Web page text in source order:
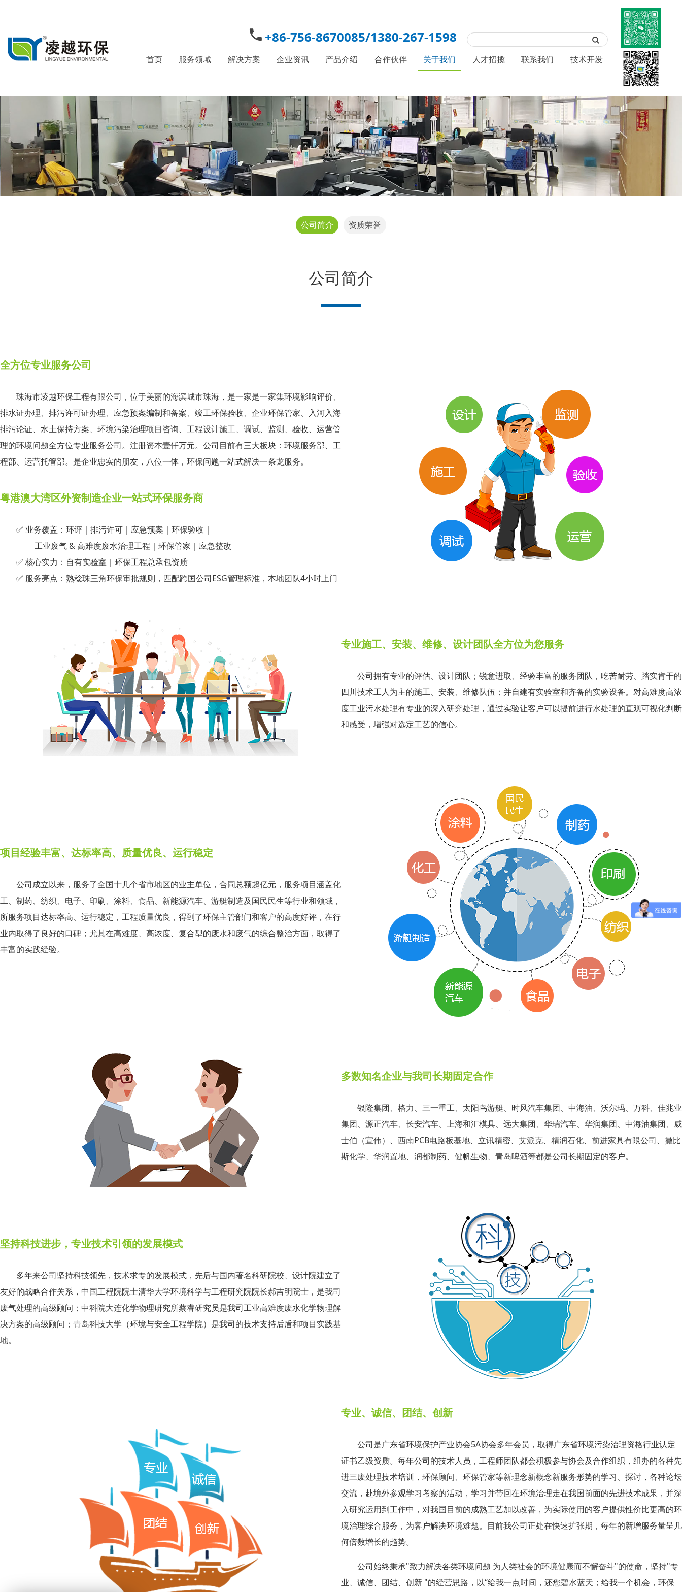
+86-756-8670085/1380-267-1598
首页 服务领域 解决方案 企业资讯 产品介绍 合作伙伴 关于我们 人才招揽 联系我们 技术开发
公司简介 资质荣誉
公司简介
全方位专业服务公司
珠海市凌越环保工程有限公司，位于美丽的海滨城市珠海，是一家是一家集环境影响评价、
排水证办理、排污许可证办理、应急预案编制和备案、竣工环保验收、企业环保管家、入河入海
排污论证、水土保持方案、环境污染治理项目咨询、工程设计施工、调试、监测、验收、运营管
理的环境问题全方位专业服务公司。注册资本壹仟万元。公司目前有三大板块：环境服务部、工
程部、运营托管部。是企业忠实的朋友，八位一体，环保问题一站式解决一条龙服务。
粤港澳大湾区外资制造企业一站式环保服务商
✅ 业务覆盖：环评｜排污许可｜应急预案｜环保验收｜
工业废气 & 高难度废水治理工程｜环保管家｜应急整改
✅ 核心实力：自有实验室｜环保工程总承包资质
✅ 服务亮点：熟稔珠三角环保审批规则，匹配跨国公司ESG管理标准，本地团队4小时上门
专业施工、安装、维修、设计团队全方位为您服务
公司拥有专业的评估、设计团队；锐意进取、经验丰富的服务团队，吃苦耐劳、踏实肯干的
四川技术工人为主的施工、安装、维修队伍；并自建有实验室和齐备的实验设备。对高难度高浓
度工业污水处理有专业的深入研究处理，通过实验让客户可以提前进行水处理的直观可视化判断
和感受，增强对选定工艺的信心。
项目经验丰富、达标率高、质量优良、运行稳定
公司成立以来，服务了全国十几个省市地区的业主单位，合同总额超亿元，服务项目涵盖化
工、制药、纺织、电子、印刷、涂料、食品、新能源汽车、游艇制造及国民民生等行业和领域，
所服务项目达标率高、运行稳定，工程质量优良，得到了环保主管部门和客户的高度好评，在行
业内取得了良好的口碑；尤其在高难度、高浓度、复合型的废水和废气的综合整治方面，取得了
丰富的实践经验。
多数知名企业与我司长期固定合作
银隆集团、格力、三一重工、太阳鸟游艇、时风汽车集团、中海油、沃尔玛、万科、佳兆业
集团、源正汽车、长安汽车、上海和汇模具、远大集团、华瑞汽车、华润集团、中海油集团、威
士伯（宣伟）、西南PCB电路板基地、立讯精密、艾派克、精润石化、前进家具有限公司、撒比
斯化学、华润置地、润都制药、健帆生物、青岛啤酒等都是公司长期固定的客户。
坚持科技进步，专业技术引领的发展模式
多年来公司坚持科技领先，技术求专的发展模式，先后与国内著名科研院校、设计院建立了
友好的战略合作关系，中国工程院院士清华大学环境科学与工程研究院院长郝吉明院士，是我司
废气处理的高级顾问；中科院大连化学物理研究所蔡睿研究员是我司工业高难度废水化学物理解
决方案的高级顾问；青岛科技大学（环境与安全工程学院）是我司的技术支持后盾和项目实践基
地。
专业、诚信、团结、创新
公司是广东省环境保护产业协会5A协会多年会员，取得广东省环境污染治理资格行业认定
证书乙级资质。每年公司的技术人员，工程师团队都会积极参与协会及合作组织，组办的各种先
进三废处理技术培训，环保顾问、环保管家等新理念新概念新服务形势的学习、探讨，各种论坛
交流，赴境外参观学习考察的活动，学习并带回在环境治理走在我国前面的先进技术成果，并深
入研究运用到工作中，对我国目前的成熟工艺加以改善，为实际使用的客户提供性价比更高的环
境治理综合服务，为客户解决环境难题。目前我公司正处在快速扩张期，每年的新增服务量呈几
何倍数增长的趋势。
公司始终秉承"致力解决各类环境问题 为人类社会的环境健康而不懈奋斗"的使命，坚持"专
业、诚信、团结、创新 "的经营思路，以“给我一点时间，还您碧水蓝天；给我一个机会，环保